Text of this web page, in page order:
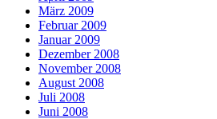
März 2009
Februar 2009
Januar 2009
Dezember 2008
November 2008
August 2008
Juli 2008
Juni 2008